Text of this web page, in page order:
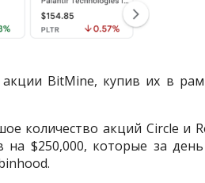
BitMine, купив их в
количество акций Circle и
на $250,000, которые за